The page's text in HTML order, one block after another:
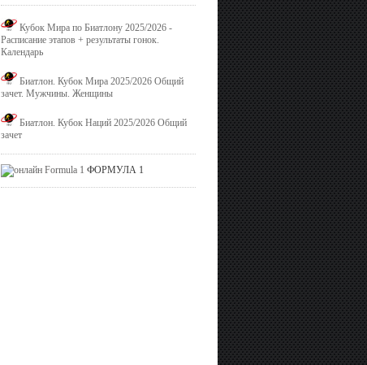
Кубок Мира по Биатлону 2025/2026 -
Расписание этапов + результаты гонок.
Календарь
Биатлон. Кубок Мира 2025/2026 Общий
зачет. Мужчины. Женщины
Биатлон. Кубок Наций 2025/2026 Общий
зачет
ФОРМУЛА 1